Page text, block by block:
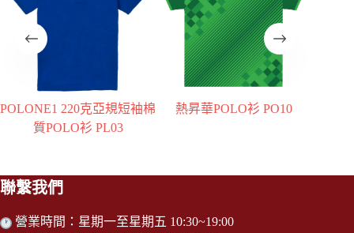
短袖棉
熱昇華POLO衫 PO10 熱昇華POLO衫 PO07
聯繫我們
營業時間：星期一至星期五 10:30~19:00